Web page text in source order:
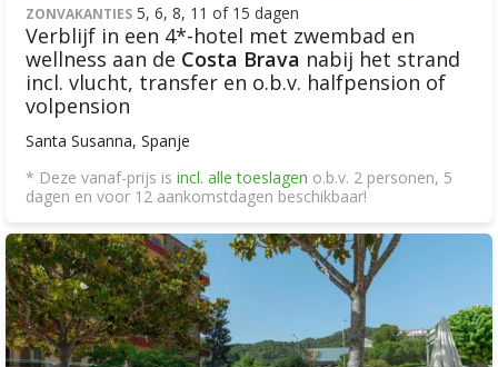
ZONVAKANTIES 5, 6, 8, 11 of 15 dagen
Verblijf in een 4*-hotel met zwembad en
wellness aan de Costa Brava nabij het strand
incl. vlucht, transfer en o.b.v. halfpension of
volpension
Santa Susanna, Spanje
* Deze vanaf-prijs is incl. alle toeslagen o.b.v. 2 personen, 5
dagen en voor 12 aankomstdagen beschikbaar!